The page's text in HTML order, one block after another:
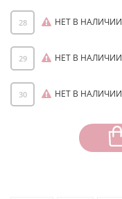
28 НЕТ В НАЛИЧИИ
29 НЕТ В НАЛИЧИИ
30 НЕТ В НАЛИЧИИ